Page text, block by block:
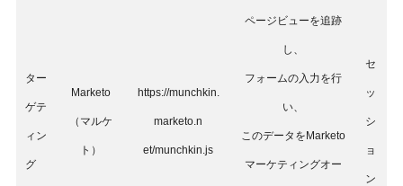
ター
ゲテ
ィン
グ
Marketo
（マルケ
ト）
https://munchkin.
marketo.n
et/munchkin.js
ページビューを追跡
し、
フォームの入力を行
い、
このデータをMarketo
マーケティングオー
セ
ッ
シ
ョ
ン